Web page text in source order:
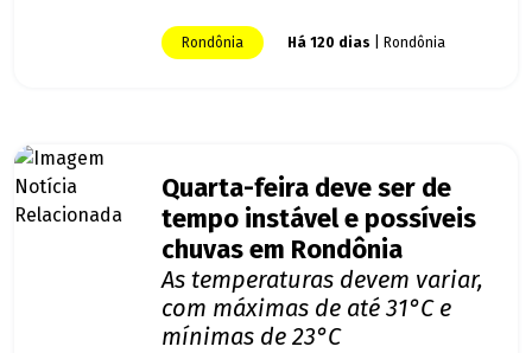
Rondônia Há 120 dias | Rondônia
Quarta-feira deve ser de
tempo instável e possíveis
chuvas em Rondônia
As temperaturas devem variar,
com máximas de até 31°C e
mínimas de 23°C